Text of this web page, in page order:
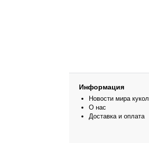
Информация
Новости мира кукол
О нас
Доставка и оплата